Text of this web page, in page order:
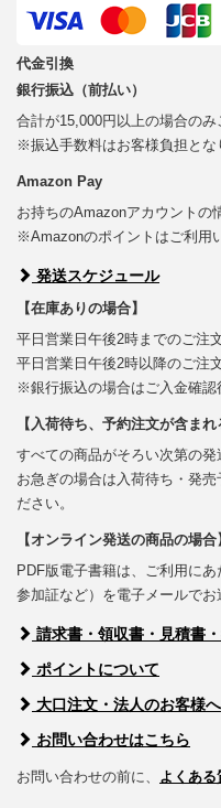
代金引換
銀行振込（前払い）
合計が15,000円以上の場合のみ
※振込手数料はお客様負担とな
Amazon Pay
お持ちのAmazonアカウントの
※Amazonのポイントはご利用
発送スケジュール
【在庫ありの場合】
平日営業日午後2時までのご注
平日営業日午後2時以降のご注
※銀行振込の場合はご入金確認
【入荷待ち、予約注文が含まれ
すべての商品がそろい次第の発
お急ぎの場合は入荷待ち・発
ださい。
【オンライン発送の商品の場合
PDF版電子書籍は、ご利用にあ
参加証など）を電子メールでお
請求書・領収書・見積書
ポイントについて
大口注文・法人のお客様へ
お問い合わせはこちら
お問い合わせの前に、 よくある